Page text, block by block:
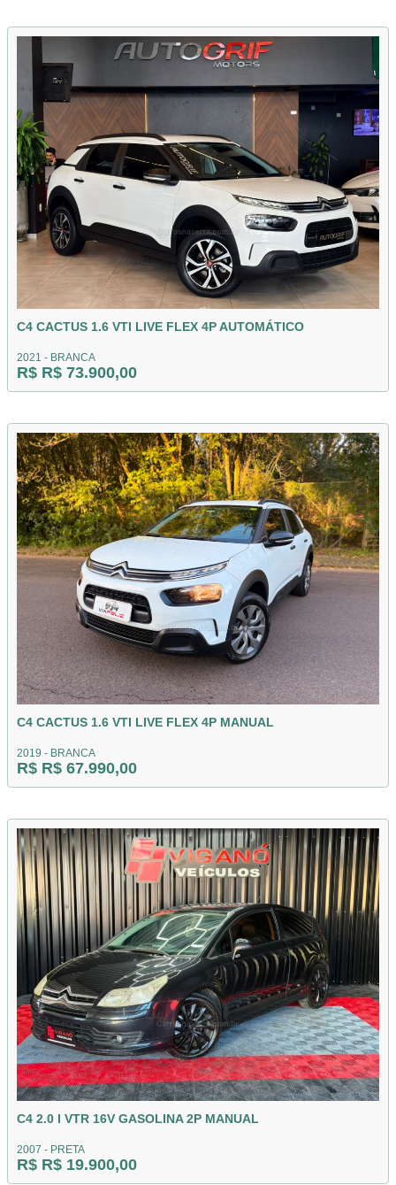
C4 CACTUS 1.6 VTI LIVE FLEX 4P AUTOMÁTICO
2021 - BRANCA
R$ R$ 73.900,00
C4 CACTUS 1.6 VTI LIVE FLEX 4P MANUAL
2019 - BRANCA
R$ R$ 67.990,00
C4 2.0 I VTR 16V GASOLINA 2P MANUAL
2007 - PRETA
R$ R$ 19.900,00